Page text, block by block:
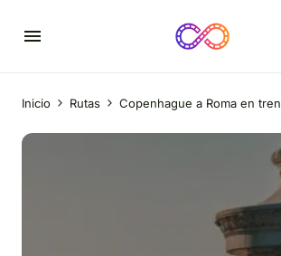
Inicio Rutas Copenhague a Roma en tren